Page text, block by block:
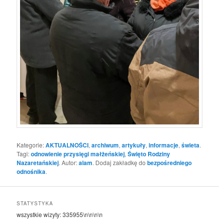
Kategorie:AKTUALNOŚCI,archiwum,artykuły,informacje,świeta.
Tagi:odnowienie przysięgi małżeńskiej,Święto Rodziny
Nazaretańskiej. Autor:alam. Dodaj zakładkę dobezpośredniego
odnośnika.
STATYSTYKA
wszystkie wizyty:335955\n\n\n\n